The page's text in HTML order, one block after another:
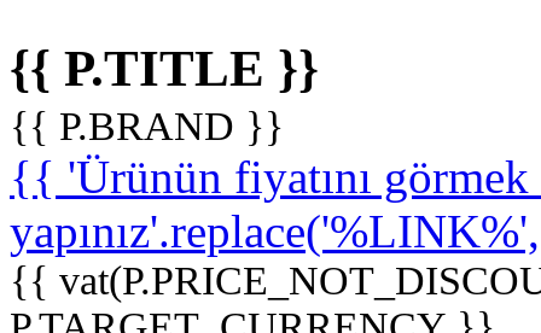
{{ P.TITLE }}
{{ P.BRAND }}
{{ 'Ürünün fiyatını
{{